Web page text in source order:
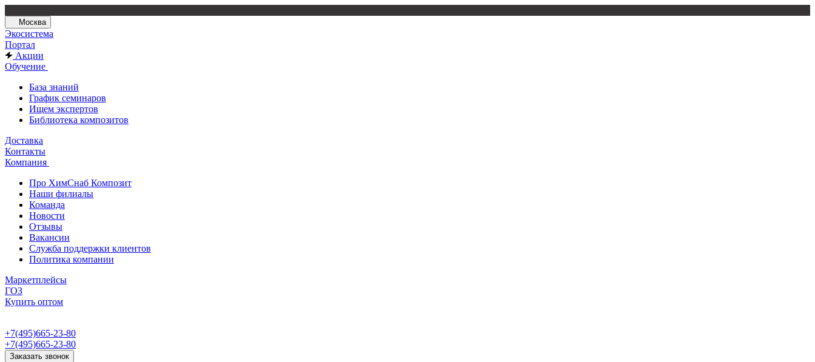
Москва
Экосистема
Портал
Акции
Обучение
База знаний
График семинаров
Ищем экспертов
Библиотека композитов
Доставка
Контакты
Компания
Про ХимСнаб Композит
Наши филиалы
Команда
Новости
Отзывы
Вакансии
Служба поддержки клиентов
Политика компании
Маркетплейсы
ГОЗ
Купить оптом
+7(495)665-23-80
+7(495)665-23-80
Заказать звонок